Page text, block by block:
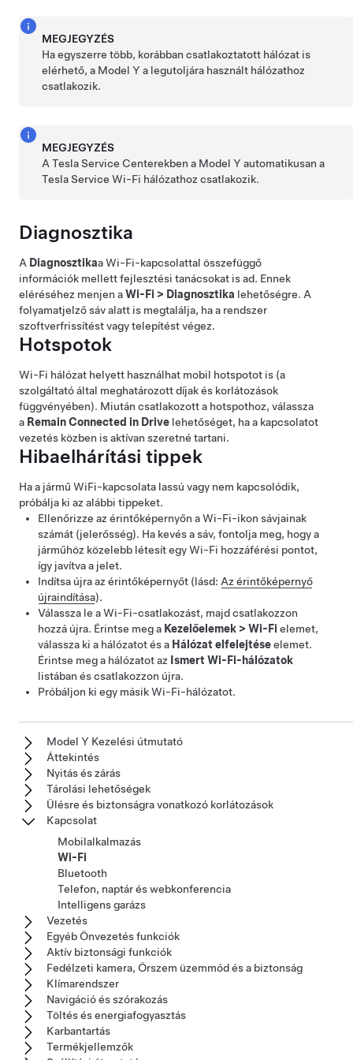
MEGJEGYZÉS
Ha egyszerre több, korábban csatlakoztatott hálózat is
elérhető, a Model Y a legutoljára használt hálózathoz
csatlakozik.
MEGJEGYZÉS
A Tesla Service Centerekben a Model Y automatikusan a
Tesla Service Wi-Fi hálózathoz csatlakozik.
Diagnosztika
A Diagnosztikaa Wi-Fi-kapcsolattal összefüggő
információk mellett fejlesztési tanácsokat is ad. Ennek
eléréséhez menjen aWi-Fi > Diagnosztika lehetőségre. A
folyamatjelző sáv alatt is megtalálja, ha a rendszer
szoftverfrissítést vagy telepítést végez.
Hotspotok
Wi-Fi hálózat helyett használhat mobil hotspotot is (a
szolgáltató által meghatározott díjak és korlátozások
függvényében). Miután csatlakozott a hotspothoz, válassza
a Remain Connected in Drive lehetőséget, ha a kapcsolatot
vezetés közben is aktívan szeretné tartani.
Hibaelhárítási tippek
Ha a jármű WiFi-kapcsolata lassú vagy nem kapcsolódik,
próbálja ki az alábbi tippeket.
Ellenőrizze az érintőképernyőn a Wi-Fi-ikon sávjainak
számát (jelerősség). Ha kevés a sáv, fontolja meg, hogy a
járműhöz közelebb létesít egy Wi-Fi hozzáférési pontot,
így javítva a jelet.
Indítsa újra az érintőképernyőt (lásd: Az érintőképernyő
újraindítása).
Válassza le a Wi-Fi-csatlakozást, majd csatlakozzon
hozzá újra. Érintse meg a Kezelőelemek > Wi-Fi elemet,
válassza ki a hálózatot és a Hálózat elfelejtéseelemet.
Érintse meg a hálózatot az Ismert Wi-Fi-hálózatok
listában és csatlakozzon újra.
Próbáljon ki egy másik Wi-Fi-hálózatot.
Model Y Kezelési útmutató
Áttekintés
Nyitás és zárás
Tárolási lehetőségek
Ülésre és biztonságra vonatkozó korlátozások
Kapcsolat
Mobilalkalmazás
Wi-Fi
Bluetooth
Telefon, naptár és webkonferencia
Intelligens garázs
Vezetés
Egyéb Önvezetés funkciók
Aktív biztonsági funkciók
Fedélzeti kamera, Őrszem üzemmód és a biztonság
Klímarendszer
Navigáció és szórakozás
Töltés és energiafogyasztás
Karbantartás
Termékjellemzők